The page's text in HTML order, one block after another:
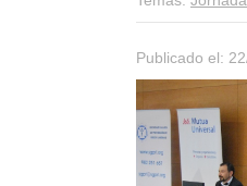
Publicado el: